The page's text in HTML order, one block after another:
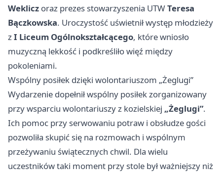
Weklicz oraz prezes stowarzyszenia UTWTeresa
Bączkowska. Uroczystość uświetnił występ młodzieży
zI Liceum Ogólnokształcącego, które wniosło
muzyczną lekkość i podkreśliło więź między
pokoleniami.
Wspólny posiłek dzięki wolontariuszom „Żeglugi”
Wydarzenie dopełnił wspólny posiłek zorganizowany
przy wsparciu wolontariuszy z kozielskiej „Żeglugi”.
Ich pomoc przy serwowaniu potraw i obsłudze gości
pozwoliła skupić się na rozmowach i wspólnym
przeżywaniu świątecznych chwil. Dla wielu
uczestników taki moment przy stole był ważniejszy niż